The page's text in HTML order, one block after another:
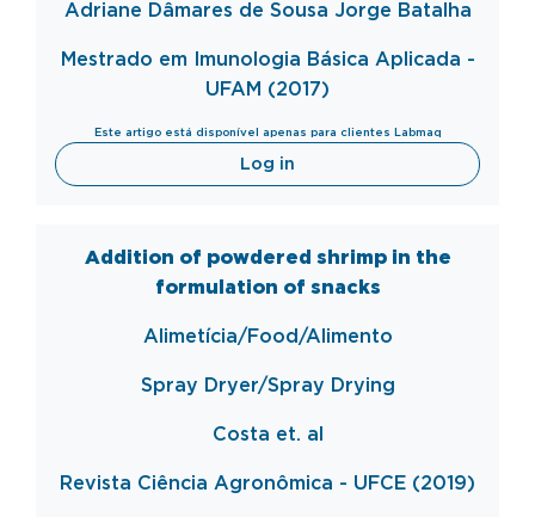
Adriane Dâmares de Sousa Jorge Batalha
Mestrado em Imunologia Básica Aplicada -
UFAM (2017)
Este artigo está disponível apenas para clientes Labmaq
Log in
Addition of powdered shrimp in the
formulation of snacks
Alimetícia/Food/Alimento
Spray Dryer/Spray Drying
Costa et. al
Revista Ciência Agronômica - UFCE (2019)